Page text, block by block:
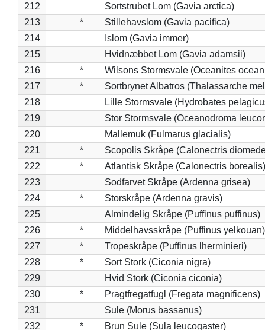
212
Sortstrubet Lom (Gavia arctica)
213
*
Stillehavslom (Gavia pacifica)
214
Islom (Gavia immer)
215
Hvidnæbbet Lom (Gavia adamsii)
216
*
Wilsons Stormsvale (Oceanites
217
*
Sortbrynet Albatros (Thalassarche
218
Lille Stormsvale (Hydrobates
219
Stor Stormsvale (Oceanodroma
220
Mallemuk (Fulmarus glacialis)
221
*
Scopolis Skråpe (Calonectris
222
*
Atlantisk Skråpe (Calonectris borealis)
223
Sodfarvet Skråpe (Ardenna grisea)
224
*
Storskråpe (Ardenna gravis)
225
Almindelig Skråpe (Puffinus puffinus)
226
*
Middelhavsskråpe (Puffinus yelkouan)
227
*
Tropeskråpe (Puffinus lherminieri)
228
*
Sort Stork (Ciconia nigra)
229
Hvid Stork (Ciconia ciconia)
230
*
Pragtfregatfugl (Fregata magnificens)
231
Sule (Morus bassanus)
232
* Brun Sule (Sula leucogaster)